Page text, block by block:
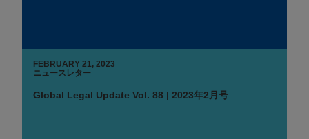
FEBRUARY 21, 2023
ニュースレター
Global Legal Update Vol. 88 | 2023年2月号